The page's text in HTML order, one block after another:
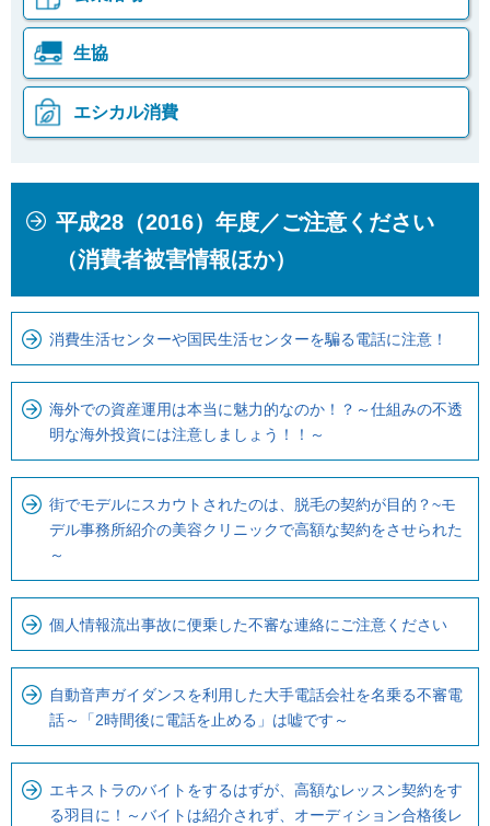
生協
エシカル消費
ま
で
で
す
ロ
ー
カ
ル
で
す
平成28（2016）年度／ご注意ください
（消費者被害情報ほか）
消費生活センターや国民生活センターを騙る電話に注意！
海外での資産運用は本当に魅力的なのか！？～仕組みの不透
明な海外投資には注意しましょう！！～
街でモデルにスカウトされたのは、脱毛の契約が目的？~モ
デル事務所紹介の美容クリニックで高額な契約をさせられた
～
個人情報流出事故に便乗した不審な連絡にご注意ください
自動音声ガイダンスを利用した大手電話会社を名乗る不審電
話～「2時間後に電話を止める」は嘘です～
エキストラのバイトをするはずが、高額なレッスン契約をす
る羽目に！～バイトは紹介されず、オーディション合格後レ